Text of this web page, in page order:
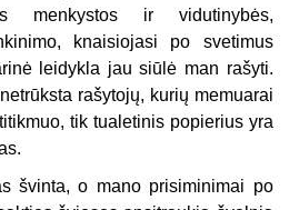
menkystos ir vidutinybės,
knaisiojasi po svetimus
leidykla jau siūlė man rašyti.
rašytojų, kurių memuarai
tik tualetinis popierius yra
švinta, o mano prisiminimai po